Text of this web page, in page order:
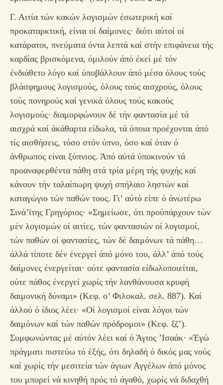
Γ. Αιτία τών κακών λογισμών έσωτερική καί
προκαταρκτική, είναι οί δαίμονες· διότι αύτοί οί
κατάρατοι, πνεύματα όντα λεπτά καί στήν επιφάνεια τής
καρδίας βρισκόμενα, όμιλούν άπό έκεί μέ τόν
ένδιάθετο λόγο καί ύποβάλλουν άπό μέσα όλους τούς
βλάσφημους λογισμούς, όλους τούς αισχρούς, όλους
τούς πονηρούς καί γενικά όλους τούς κακούς
λογισμούς· διαμορφώνουν δέ τήν φαντασία μέ τά
αισχρά καί άκάθαρτα είδωλα, τά όποια προέχονται άπό
τίς αισθήσεις, τόσο στόν ύπνο, όσο καί όταν ό
άνθρωπος είναι ξύπνιος. Άπό αύτά ύποκινούν τά
προαναφερθέντα πάθη στά τρία μέρη τής ψυχής καί
κάνουν τήν ταλαίπωρη ψυχή σπήλαιο ληστών καί
καταγώγιο τών παθών τους. Γι’ αύτό είπε ό άνωτέρω
Σινά’ϊτης Γρηγόριος· «Σημείωσε, ότι προύπάρχουν τών
μέν λογισμών οί αιτίες, τών φαντασιών οί λογισμοί,
τών παθών οί φαντασίες, τών δέ δαιμόνων τά πάθη…
άλλά τίποτε δέν ένεργεί άπό μόνο του, άλλ’ άπό τούς
δαίμονες ένεργείται· ούτε φαντασία είδωλοποιείται,
ούτε πάθος ένεργεί χωρίς τήν λανθάνουσα κρυφή
δαιμονική δύναμι» (Κεφ. ο’ Φιλοκαλ. σελ. 887). Καί
άλλού ό ίδιος λέει· «Οί λογισμοί είναι λόγοι τών
δαιμόνων καί τών παθών πρόδρομοι» (Κεφ. ξζ’).
Συμφωνώντας μέ αύτόν λέει καί ό Άγιος ’Ισαάκ· «Έγώ
πράγματι πιστεύω τό έξής, ότι δηλαδή ό δικός μας νούς
καί χωρίς τήν μεσιτεία τών άγιων Αγγέλων άπό μόνος
του μπορεί νά κινηθή πρός τό άγαθό, χωρίς νά διδαχθή